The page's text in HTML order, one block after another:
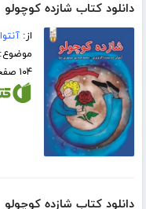
دانلود کتاب شازده کوچولو
از:
موضوع:
۱۰۴ صفحه
دانلود کتاب شازده کوچولو